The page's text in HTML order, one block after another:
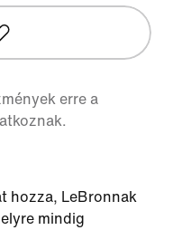
erre a
hozza, LeBronnak
mindig